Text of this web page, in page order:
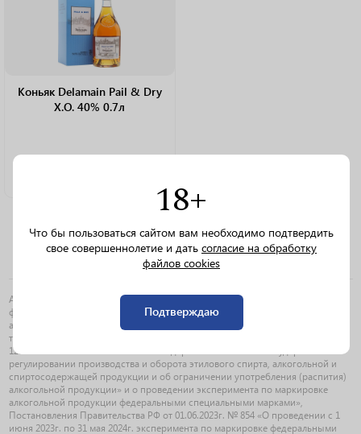
18+
Что бы пользоваться сайтом вам необходимо подтвердить
свое совершеннолетие и дать согласие на обработку
файлов cookies
Подтверждаю
Коньяк Delamain Pail & Dry
X.O. 40% 0.7л
АО «Порт-Альянс» является участником эксперимента по маркировке
федеральными специальными марками ввозимой в Российскую Федерацию
алкогольной продукции, помещенной под таможенную процедуру
таможенного склада на основании Федерального закона от 30.04.2021 №
125-ФЗ «О внесении изменений в Федеральный закон «О государственном
регулировании производства и оборота этилового спирта, алкогольной и
спиртосодержащей продукции и об ограничении употребления (распития)
алкогольной продукции» и о проведении эксперимента по маркировке
алкогольной продукции федеральными специальными марками»,
Постановления Правительства РФ от 01.06.2023г. № 854 «О проведении с 1
июня 2023г. по 31 мая 2024г. эксперимента по маркировке федеральными